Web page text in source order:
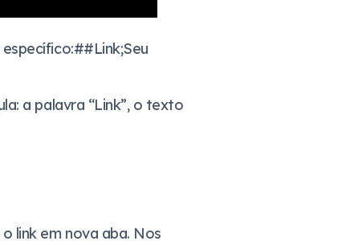
a palavra “Link”, o texto
link em nova aba. Nos